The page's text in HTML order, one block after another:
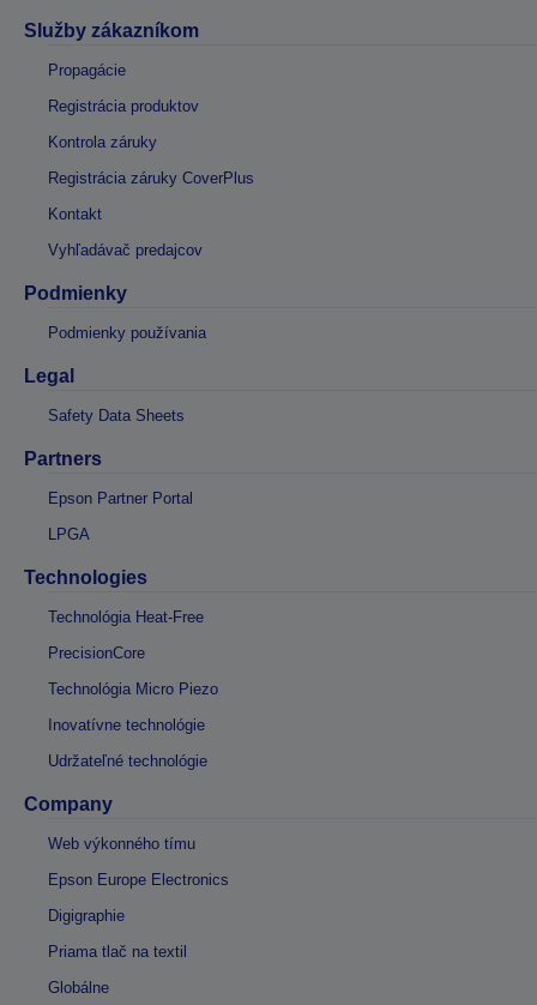
Služby zákazníkom
Propagácie
Registrácia produktov
Kontrola záruky
Registrácia záruky CoverPlus
Kontakt
Vyhľadávač predajcov
Podmienky
Podmienky používania
Legal
Safety Data Sheets
Partners
Epson Partner Portal
LPGA
Technologies
Technológia Heat-Free
PrecisionCore
Technológia Micro Piezo
Inovatívne technológie
Udržateľné technológie
Company
Web výkonného tímu
Epson Europe Electronics
Digigraphie
Priama tlač na textil
Globálne